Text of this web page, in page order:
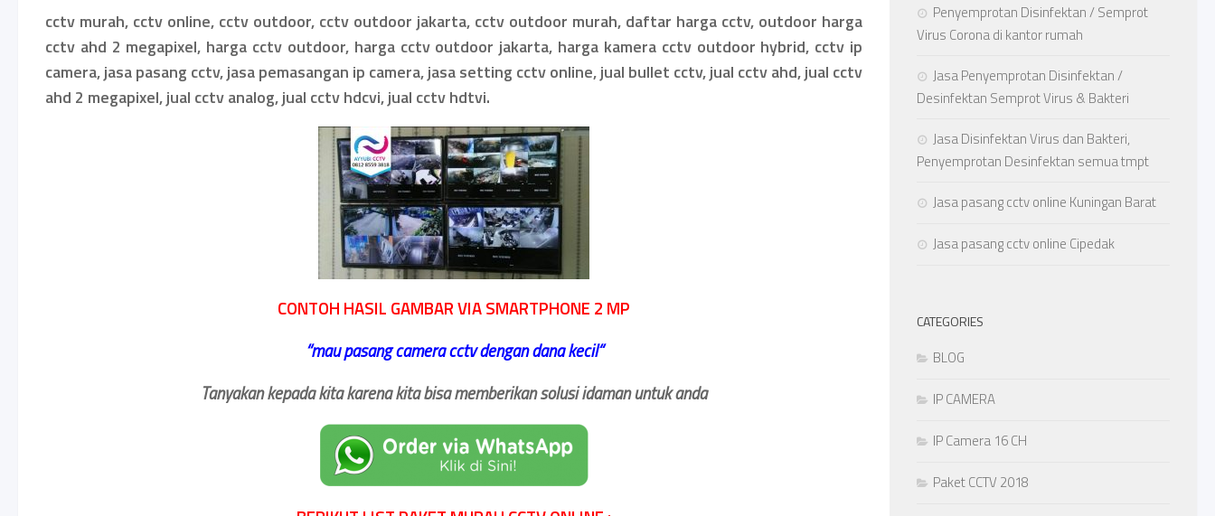
cctv murah, cctv online, cctv outdoor, cctv outdoor jakarta, cctv outdoor murah, daftar harga cctv, outdoor harga
cctv ahd 2 megapixel, harga cctv outdoor, harga cctv outdoor jakarta, harga kamera cctv outdoor hybrid, cctv ip
camera, jasa pasang cctv, jasa pemasangan ip camera, jasa setting cctv online, jual bullet cctv, jual cctv ahd, jual cctv
ahd 2 megapixel, jual cctv analog, jual cctv hdcvi, jual cctv hdtvi.
CONTOH HASIL GAMBAR VIA SMARTPHONE 2 MP
‘‘mau pasang camera cctv dengan dana kecil“
Tanyakan kepada kita karena kita bisa memberikan solusi idaman untuk anda
Penyemprotan Disinfektan / Semprot
Virus Corona di kantor rumah
Jasa Penyemprotan Disinfektan /
Desinfektan Semprot Virus & Bakteri
Jasa Disinfektan Virus dan Bakteri,
Penyemprotan Desinfektan semua tmpt
Jasa pasang cctv online Kuningan Barat
Jasa pasang cctv online Cipedak
CATEGORIES
BLOG
IP CAMERA
IP Camera 16 CH
Paket CCTV 2018